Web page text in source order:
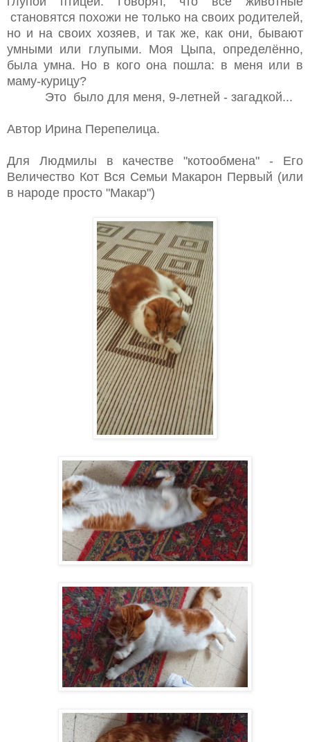
становятся похожи не только на своих родителей,
но и на своих хозяев, и так же, как они, бывают
умными или глупыми. Моя Цыпа, определённо,
была умна. Но в кого она пошла: в меня или в
маму-курицу?
Это было для меня, 9-летней - загадкой...
Автор Ирина Перепелица.
Для Людмилы в качестве "котообмена" - Его
Величество Кот Вся Семьи Макарон Первый (или
в народе просто "Макар")